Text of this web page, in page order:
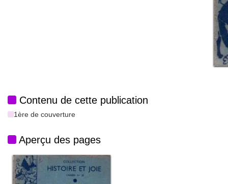
Contenu de cette publication
1ère de couverture
Aperçu des pages